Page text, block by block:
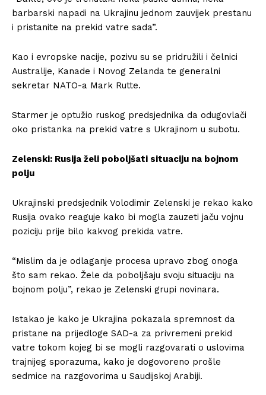
barbarski napadi na Ukrajinu jednom zauvijek prestanu
i pristanite na prekid vatre sada”.
Kao i evropske nacije, pozivu su se pridružili i čelnici
Australije, Kanade i Novog Zelanda te generalni
sekretar NATO-a Mark Rutte.
Starmer je optužio ruskog predsjednika da odugovlači
oko pristanka na prekid vatre s Ukrajinom u subotu.
Zelenski: Rusija želi poboljšati situaciju na bojnom
polju
Ukrajinski predsjednik Volodimir Zelenski je rekao kako
Rusija ovako reaguje kako bi mogla zauzeti jaču vojnu
poziciju prije bilo kakvog prekida vatre.
“Mislim da je odlaganje procesa upravo zbog onoga
što sam rekao. Žele da poboljšaju svoju situaciju na
bojnom polju”, rekao je Zelenski grupi novinara.
Istakao je kako je Ukrajina pokazala spremnost da
pristane na prijedloge SAD-a za privremeni prekid
vatre tokom kojeg bi se mogli razgovarati o uslovima
trajnijeg sporazuma, kako je dogovoreno prošle
sedmice na razgovorima u Saudijskoj Arabiji.